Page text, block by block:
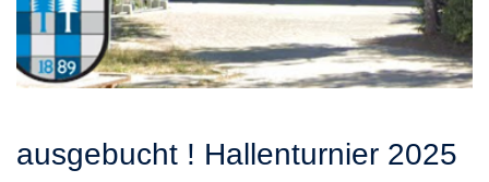
ausgebucht ! Hallenturnier 2025